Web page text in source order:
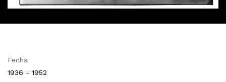
Fecha
1936 - 1952